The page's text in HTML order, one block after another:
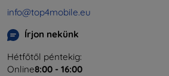
info@top4mobile.eu
Írjon nekünk
Hétfőtől péntekig:
Online8:00 - 16:00